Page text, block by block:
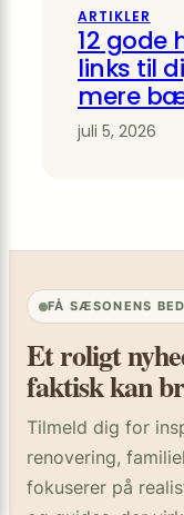
ARTIKLER
12 gode
links til
mere
juli 5, 2026
FÅ SÆSONENS
Et roligt
faktisk kan
Tilmeld dig for
renovering,
fokuserer på